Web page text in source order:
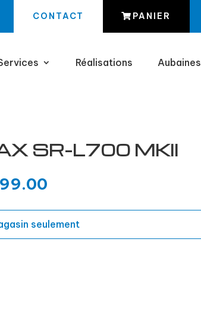
CONTACT PANIER
Réalisations Aubaines
SR-L700 MKII
seulement